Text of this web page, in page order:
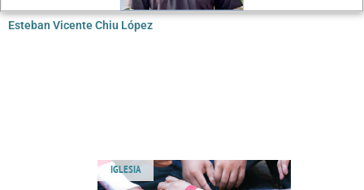
Esteban Vicente Chiu López
IGLESIA